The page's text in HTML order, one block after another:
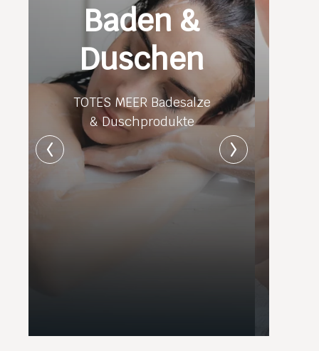
Baden &
Duschen
TOTES MEER Badesalze
& Duschprodukte